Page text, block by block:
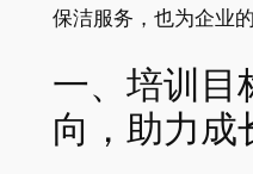
保洁服务，也为企业
一、培训目
向，助力成